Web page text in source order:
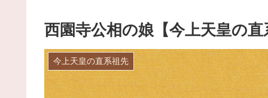
西園寺公相の娘【今上天皇の直
今上天皇の直系祖先